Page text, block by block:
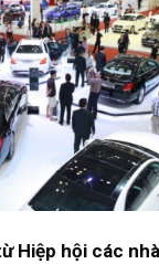
Hiệp hội các